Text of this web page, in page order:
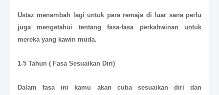
Ustaz menambah lagi untuk para remaja di luar sana perlu
juga mengetahui tentang fasa-fasa perkahwinan untuk
mereka yang kawin muda.
1-5 Tahun ( Fasa Sesuaikan Diri)
Dalam fasa ini kamu akan cuba sesuaikan diri dan